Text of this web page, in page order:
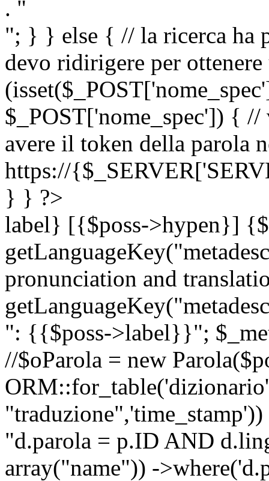
. "
"; } } else { // la ricerca ha
devo ridirigere per
$_POST['nome_spec']) {
avere il token della parola
https://
} } ?>
label} [{$poss->hypen}]
pronunciation and
": {{$poss->label}}";
//$oParola = new
"d.parola = p.ID AND
array("name")) -